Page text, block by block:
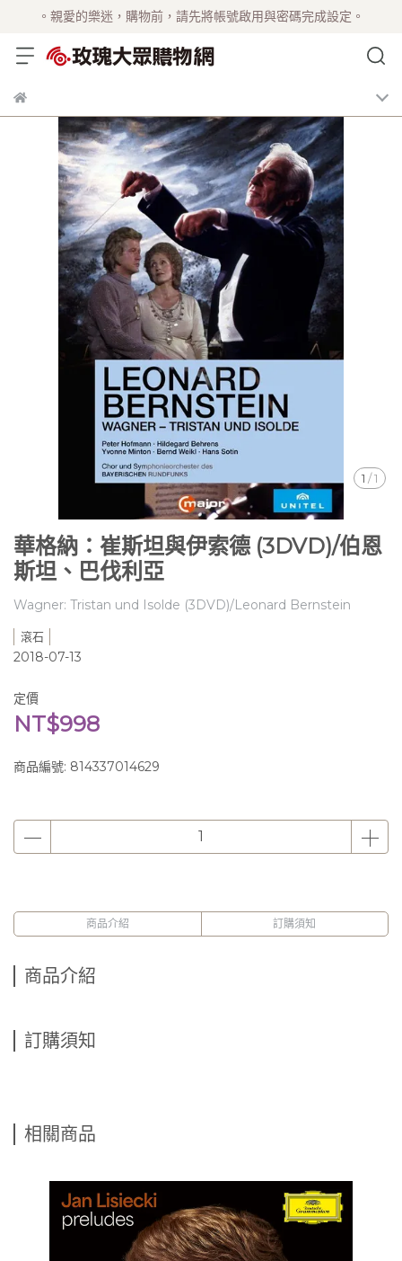
。親愛的樂迷，購物前，請先將帳號啟用與密碼完成設定。
1 /1
華格納：崔斯坦與伊索德 (3DVD)/伯恩
斯坦、巴伐利亞
Wagner: Tristan und Isolde (3DVD)/Leonard Bernstein
滾石
2018-07-13
定價
NT$998
商品編號: 814337014629
商品介紹 訂購須知
商品介紹
訂購須知
相關商品